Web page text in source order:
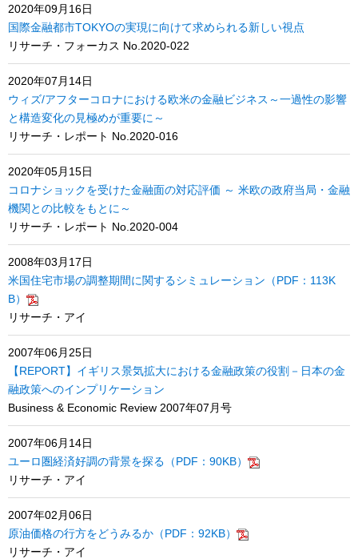
2020年09月16日
国際金融都市TOKYOの実現に向けて求められる新しい視点
リサーチ・フォーカス No.2020-022
2020年07月14日
ウィズ/アフターコロナにおける欧米の金融ビジネス～一過性の影響
と構造変化の見極めが重要に～
リサーチ・レポート No.2020-016
2020年05月15日
コロナショックを受けた金融面の対応評価 ～ 米欧の政府当局・金融
機関との比較をもとに～
リサーチ・レポート No.2020-004
2008年03月17日
米国住宅市場の調整期間に関するシミュレーション（PDF：113K
B）
リサーチ・アイ
2007年06月25日
【REPORT】イギリス景気拡大における金融政策の役割－日本の金
融政策へのインプリケーション
Business & Economic Review 2007年07月号
2007年06月14日
ユーロ圏経済好調の背景を探る（PDF：90KB）
リサーチ・アイ
2007年02月06日
原油価格の行方をどうみるか（PDF：92KB）
リサーチ・アイ